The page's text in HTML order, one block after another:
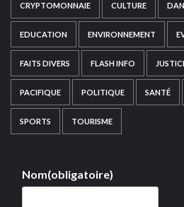
CRYPTOMONNAIE CULTURE
EDUCATION ENVIRONNEMENT
FAITS DIVERS FLASH INFO
PACIFIQUE POLITIQUE SANTÉ
SPORTS TOURISME
Nom(obligatoire)